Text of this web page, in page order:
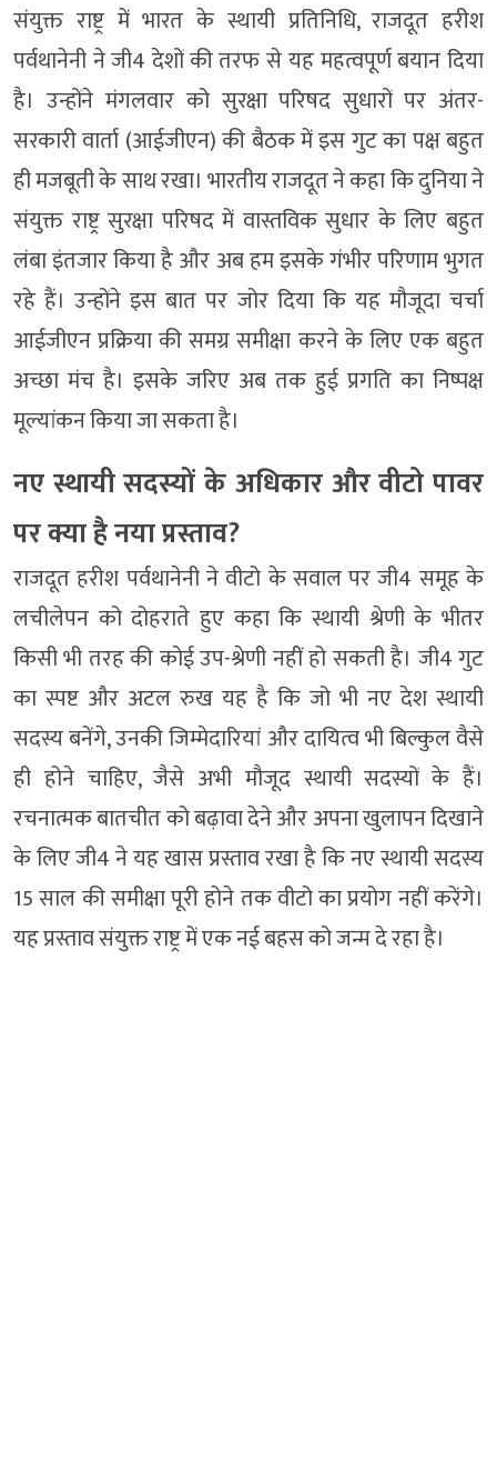
संयुक्त राष्ट्र में भारत के स्थायी प्रतिनिधि, राजदूत हरीश
पर्वथानेनी ने जी4 देशों की तरफ से यह महत्वपूर्ण बयान दिया
है। उन्होंने मंगलवार को सुरक्षा परिषद सुधारों पर अंतर-
सरकारी वार्ता (आईजीएन) की बैठक में इस गुट का पक्ष बहुत
ही मजबूती के साथ रखा। भारतीय राजदूत ने कहा कि दुनिया ने
संयुक्त राष्ट्र सुरक्षा परिषद में वास्तविक सुधार के लिए बहुत
लंबा इंतजार किया है और अब हम इसके गंभीर परिणाम भुगत
रहे हैं। उन्होंने इस बात पर जोर दिया कि यह मौजूदा चर्चा
आईजीएन प्रक्रिया की समग्र समीक्षा करने के लिए एक बहुत
अच्छा मंच है। इसके जरिए अब तक हुई प्रगति का निष्पक्ष
मूल्यांकन किया जा सकता है।
नए स्थायी सदस्यों के अधिकार और वीटो पावर
पर क्या है नया प्रस्ताव?
राजदूत हरीश पर्वथानेनी ने वीटो के सवाल पर जी4 समूह के
लचीलेपन को दोहराते हुए कहा कि स्थायी श्रेणी के भीतर
किसी भी तरह की कोई उप-श्रेणी नहीं हो सकती है। जी4 गुट
का स्पष्ट और अटल रुख यह है कि जो भी नए देश स्थायी
सदस्य बनेंगे, उनकी जिम्मेदारियां और दायित्व भी बिल्कुल वैसे
ही होने चाहिए, जैसे अभी मौजूद स्थायी सदस्यों के हैं।
रचनात्मक बातचीत को बढ़ावा देने और अपना खुलापन दिखाने
के लिए जी4 ने यह खास प्रस्ताव रखा है कि नए स्थायी सदस्य
15 साल की समीक्षा पूरी होने तक वीटो का प्रयोग नहीं करेंगे।
यह प्रस्ताव संयुक्त राष्ट्र में एक नई बहस को जन्म दे रहा है।